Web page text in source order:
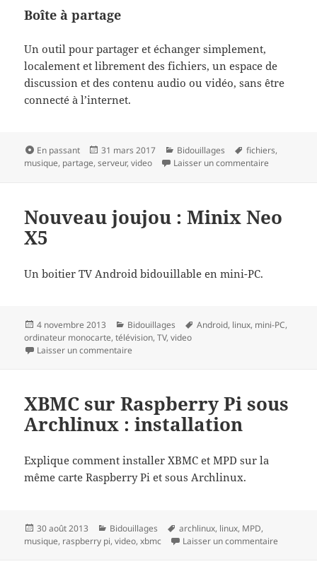
Boîte à partage
Un outil pour partager et échanger simplement,
localement et librement des fichiers, un espace de
discussion et des contenu audio ou vidéo, sans être
connecté à l’internet.
Format
En passant
Publié
le
31 mars 2017 Catégories
Bidouillages
Mots-
clés
fichiers,
musique, partage,serveur,video Laisser un commentaire
Nouveau joujou : Minix Neo
X5
Un boitier TV Android bidouillable en mini-PC.
Publié
le
4 novembre 2013 Catégories
Bidouillages
Mots-
Android, linux, mini-PC,
ordinateur monocarte,télévision,TV,video
Laisser un commentaire
XBMC sur Raspberry Pi sous
Archlinux : installation
Explique comment installer XBMC et MPD sur la
même carte Raspberry Pi et sous Archlinux.
Publié
le
30 août 2013 Catégories
Bidouillages
Mots-
clés
archlinux, linux, MPD,
musique, raspberry pi,video,xbmc Laisser un commentaire